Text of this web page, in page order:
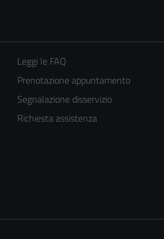
Leggi le FAQ
Prenotazione appuntamento
Segnalazione disservizio
Richiesta assistenza